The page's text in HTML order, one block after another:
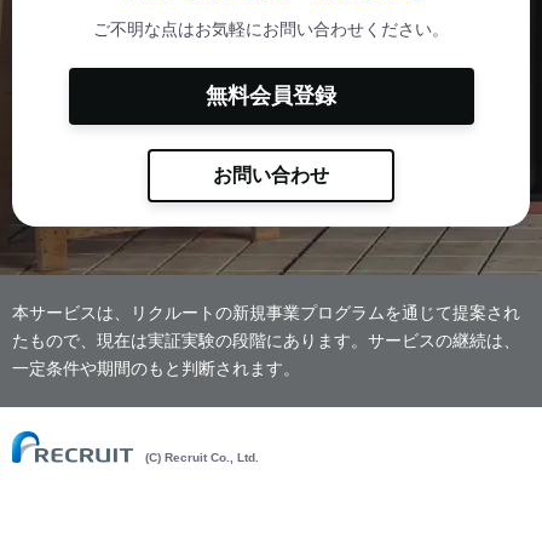
ご不明な点はお気軽にお問い合わせください。
無料会員登録
お問い合わせ
本サービスは、リクルートの新規事業プログラムを通じて提案され
たもので、現在は実証実験の段階にあります。サービスの継続は、
一定条件や期間のもと判断されます。
(C) Recruit Co., Ltd.